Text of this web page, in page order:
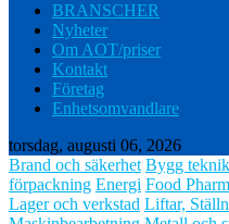
BRANSCHER
Nyheter
Om AOT/priser
Kontakt
Företag
Enhetsomvandlare
torsdag, augusti 06, 2026
Brand och säkerhet Bygg teknik
förpackning Energi Food
Lager och verkstad Liftar,